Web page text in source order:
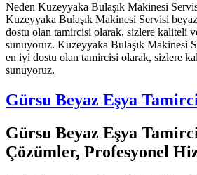
Neden Kuzeyyaka Bulaşık Makinesi
Kuzeyyaka Bulaşık Makinesi Servisi beyaz
dostu olan tamircisi olarak, sizlere kaliteli
sunuyoruz. Kuzeyyaka Bulaşık Makinesi
en iyi dostu olan tamircisi olarak, sizlere
sunuyoruz.
Gürsu Beyaz Eşya
Gürsu Beyaz Eşya
Çözümler, Profesyonel